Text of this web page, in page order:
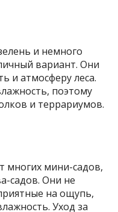
и немного
вариант. Они
и атмосферу леса.
поэтому
и террариумов.
мини-садов,
садов. Они не
на ощупь,
Уход за